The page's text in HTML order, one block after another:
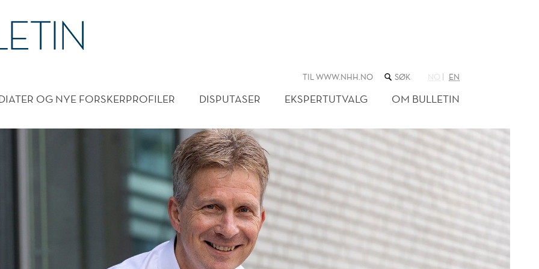
TIL WWW.NHH.NO SØK
NETTSTEDET
NO EN
OG NYE FORSKERPROFILER DISPUTASER EKSPERTUTVALG OM BULLETIN